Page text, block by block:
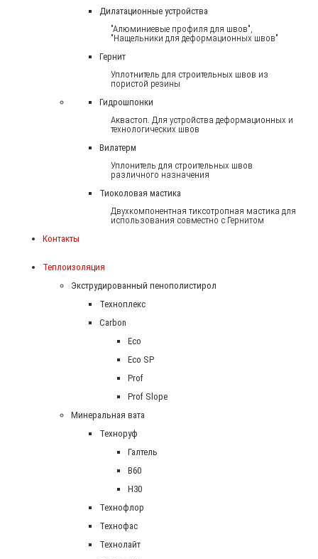
Дилатационные устройства
"Алюминиевые профиля для швов",
"Нащельники для деформационных швов"
Гернит
Уплотнитель для строительных швов из
пористой резины
Гидрошпонки
Аквастоп. Для устройства деформационных и
технологических швов
Вилатерм
Уплонитель для строительных швов
различного назначения
Тиоколовая мастика
Двухкомпонентная тиксотропная мастика для
использования совместно с Гернитом
Контакты
Теплоизоляция
Экструдированный пенополистирол
Техноплекс
Carbon
Eco
Eco SP
Prof
Prof Slope
Минеральная вата
Техноруф
Галтель
В60
Н30
Технофлор
Технофас
Технолайт